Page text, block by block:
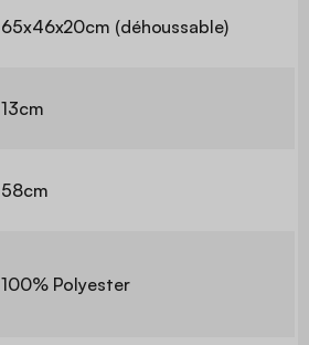
65x46x20cm (déhoussable)
13cm
58cm
100% Polyester